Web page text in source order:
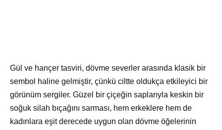
Gül ve hançer tasviri, dövme severler arasında klasik bir
sembol haline gelmiştir, çünkü ciltte oldukça etkileyici bir
görünüm sergiler. Güzel bir çiçeğin saplarıyla keskin bir
soğuk silah bıçağını sarması, hem erkeklere hem de
kadınlara eşit derecede uygun olan dövme öğelerinin